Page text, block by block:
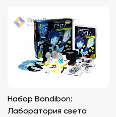
Набор Bondibon:
Лаборатория света